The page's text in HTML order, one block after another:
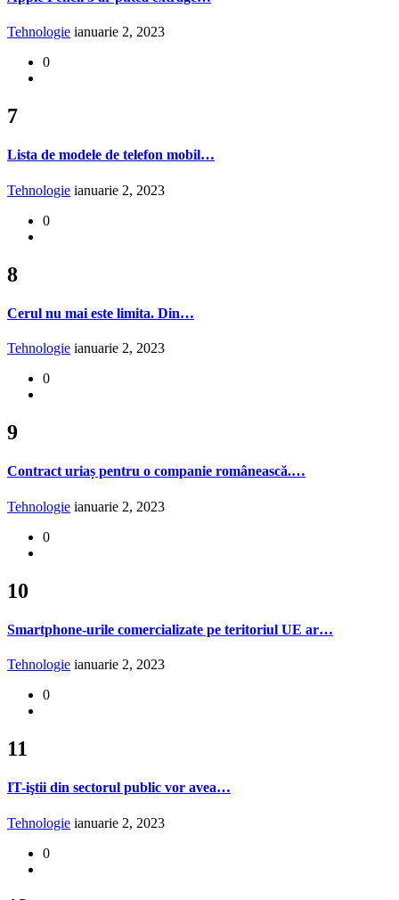
Tehnologie ianuarie 2, 2023
0
7
Lista de modele de telefon mobil…
Tehnologie ianuarie 2, 2023
0
8
Cerul nu mai este limita. Din…
Tehnologie ianuarie 2, 2023
0
9
Contract uriaș pentru o companie românească.…
Tehnologie ianuarie 2, 2023
0
10
Smartphone-urile comercializate pe teritoriul UE ar…
Tehnologie ianuarie 2, 2023
0
11
IT-iştii din sectorul public vor avea…
Tehnologie ianuarie 2, 2023
0